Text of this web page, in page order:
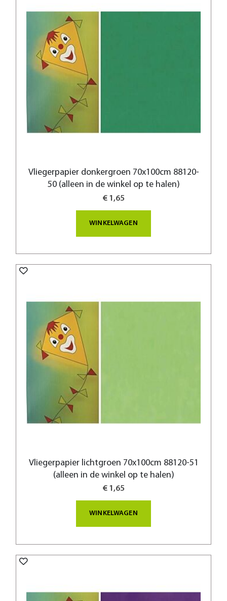
Vliegerpapier donkergroen 70x100cm 88120-
50 (alleen in de winkel op te halen)
€ 1,65
WINKELWAGEN
Vliegerpapier lichtgroen 70x100cm 88120-51
(alleen in de winkel op te halen)
€ 1,65
WINKELWAGEN